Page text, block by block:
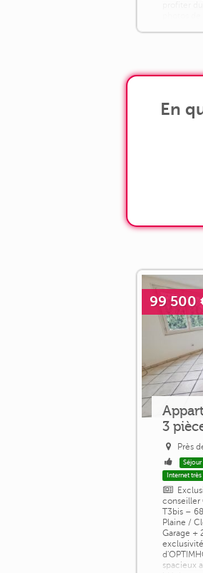
En
99 500
3
Près
Séjour
Internet
conseiller
T3bis –
Plaine /
Garage +
spacieux